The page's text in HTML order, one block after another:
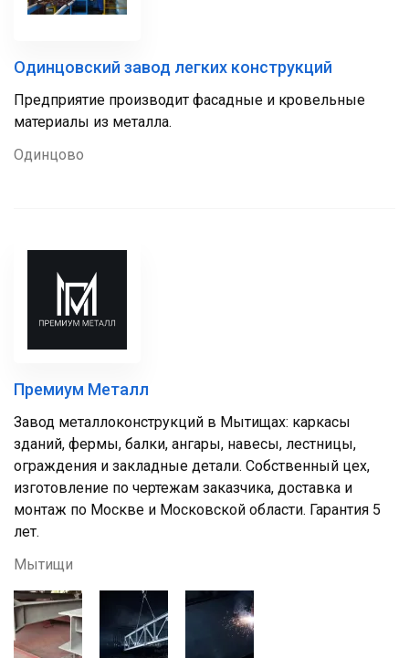
Одинцовский завод легких конструкций
Предприятие производит фасадные и кровельные
материалы из металла.
Одинцово
Премиум Металл
Завод металлоконструкций в Мытищах: каркасы
зданий, фермы, балки, ангары, навесы, лестницы,
ограждения и закладные детали. Собственный цех,
изготовление по чертежам заказчика, доставка и
монтаж по Москве и Московской области. Гарантия 5
лет.
Мытищи